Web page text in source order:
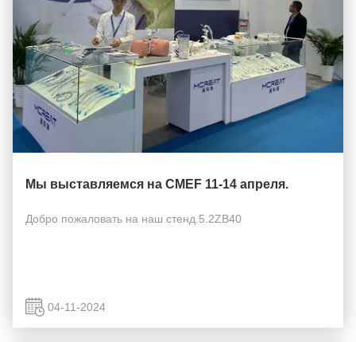
Мы выставляемся на CMEF 11-14 апреля.
Добро пожаловать на наш стенд.5.2ZB40
04-11-2024